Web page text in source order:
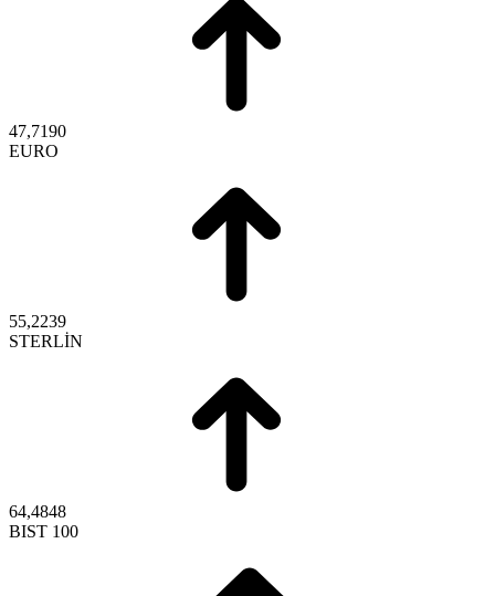
47,7190
EURO
55,2239
STERLİN
64,4848
BIST 100